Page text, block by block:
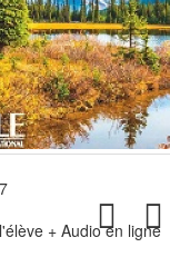
+ Audio en ligne